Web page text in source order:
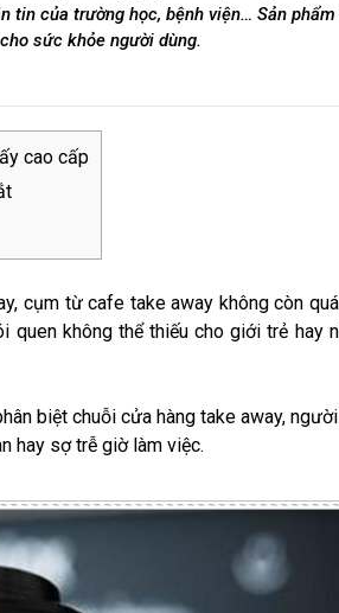
tin của trường học, bệnh viện… Sản
sức khỏe người dùng.
cao cấp
cụm từ cafe take away không còn
quen không thể thiếu cho giới trẻ hay
biệt chuỗi cửa hàng take away,
hay sợ trễ giờ làm việc.